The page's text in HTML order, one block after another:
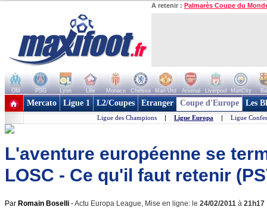
A retenir : Palmarès Coupe du
OM PSG Lyon Lille Monaco Chelsea Man Utd Arsenal Liverpool ManCity
+ de clubs
Mercato Ligue 1 L2/Coupes Etranger Coupe d'Europe Les
Ligue des Champions | Ligue Europa | Ligue
L'aventure européenne se
LOSC - Ce qu'il faut retenir
Par Romain Boselli -Actu Europa League, Mise en ligne: le 24/02/2011 à 21h17